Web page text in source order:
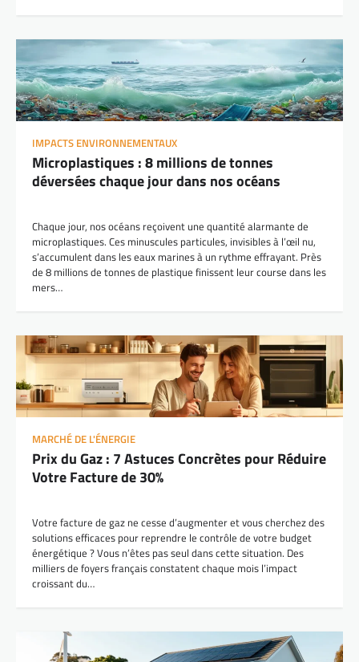
IMPACTS ENVIRONNEMENTAUX
Microplastiques : 8 millions de tonnes
déversées chaque jour dans nos océans
Chaque jour, nos océans reçoivent une quantité alarmante de
microplastiques. Ces minuscules particules, invisibles à l’œil nu,
s’accumulent dans les eaux marines à un rythme effrayant. Près
de 8 millions de tonnes de plastique finissent leur course dans les
mers…
MARCHÉ DE L'ÉNERGIE
Prix du Gaz : 7 Astuces Concrètes pour Réduire
Votre Facture de 30%
Votre facture de gaz ne cesse d’augmenter et vous cherchez des
solutions efficaces pour reprendre le contrôle de votre budget
énergétique ? Vous n’êtes pas seul dans cette situation. Des
milliers de foyers français constatent chaque mois l’impact
croissant du…